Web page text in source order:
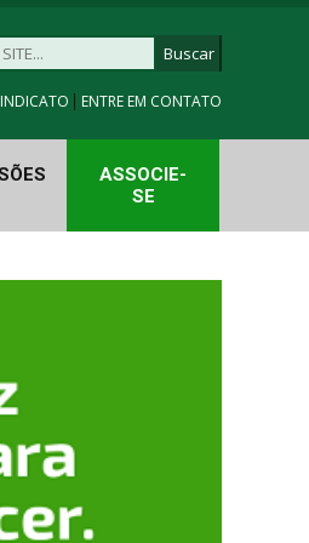
| ENTRE EM CONTATO
ASSOCIE-
SE